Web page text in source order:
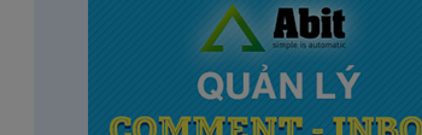
phải…
Bảng giá lượt view
tại Việt Nam và Hoa kỳ